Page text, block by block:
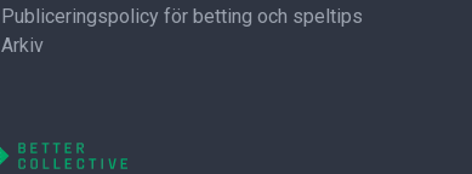
Publiceringspolicy för betting och speltips
Arkiv